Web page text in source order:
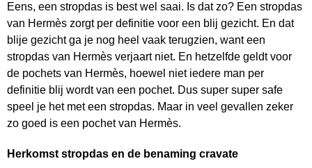
Eens, een stropdas is best wel saai. Is dat zo? Een stropdas
van Hermès zorgt per definitie voor een blij gezicht. En dat
blije gezicht ga je nog heel vaak terugzien, want een
stropdas van Hermès verjaart niet. En hetzelfde geldt voor
de pochets van Hermès, hoewel niet iedere man per
definitie blij wordt van een pochet. Dus super super safe
speel je het met een stropdas. Maar in veel gevallen zeker
zo goed is een pochet van Hermès.
Herkomst stropdas en de benaming cravate